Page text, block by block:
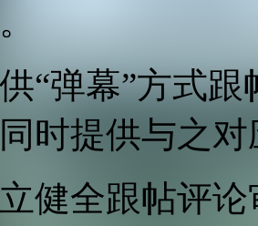
供“弹幕”方式
时提供与之
立健全跟帖评